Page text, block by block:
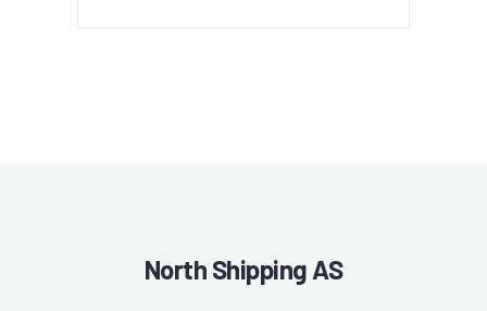
North Shipping AS